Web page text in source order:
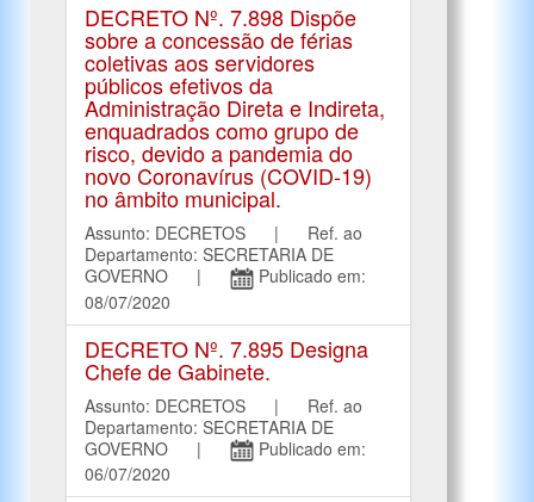
DECRETO Nº. 7.898 Dispõe
sobre a concessão de férias
coletivas aos servidores
públicos efetivos da
Administração Direta e Indireta,
enquadrados como grupo de
risco, devido a pandemia do
novo Coronavírus (COVID-19)
no âmbito municipal.
Assunto: DECRETOS | Ref. ao
Departamento: SECRETARIA DE
GOVERNO |
Publicado em:
08/07/2020
DECRETO Nº. 7.895 Designa
Chefe de Gabinete.
Assunto: DECRETOS | Ref. ao
Departamento: SECRETARIA DE
GOVERNO |
Publicado em:
06/07/2020